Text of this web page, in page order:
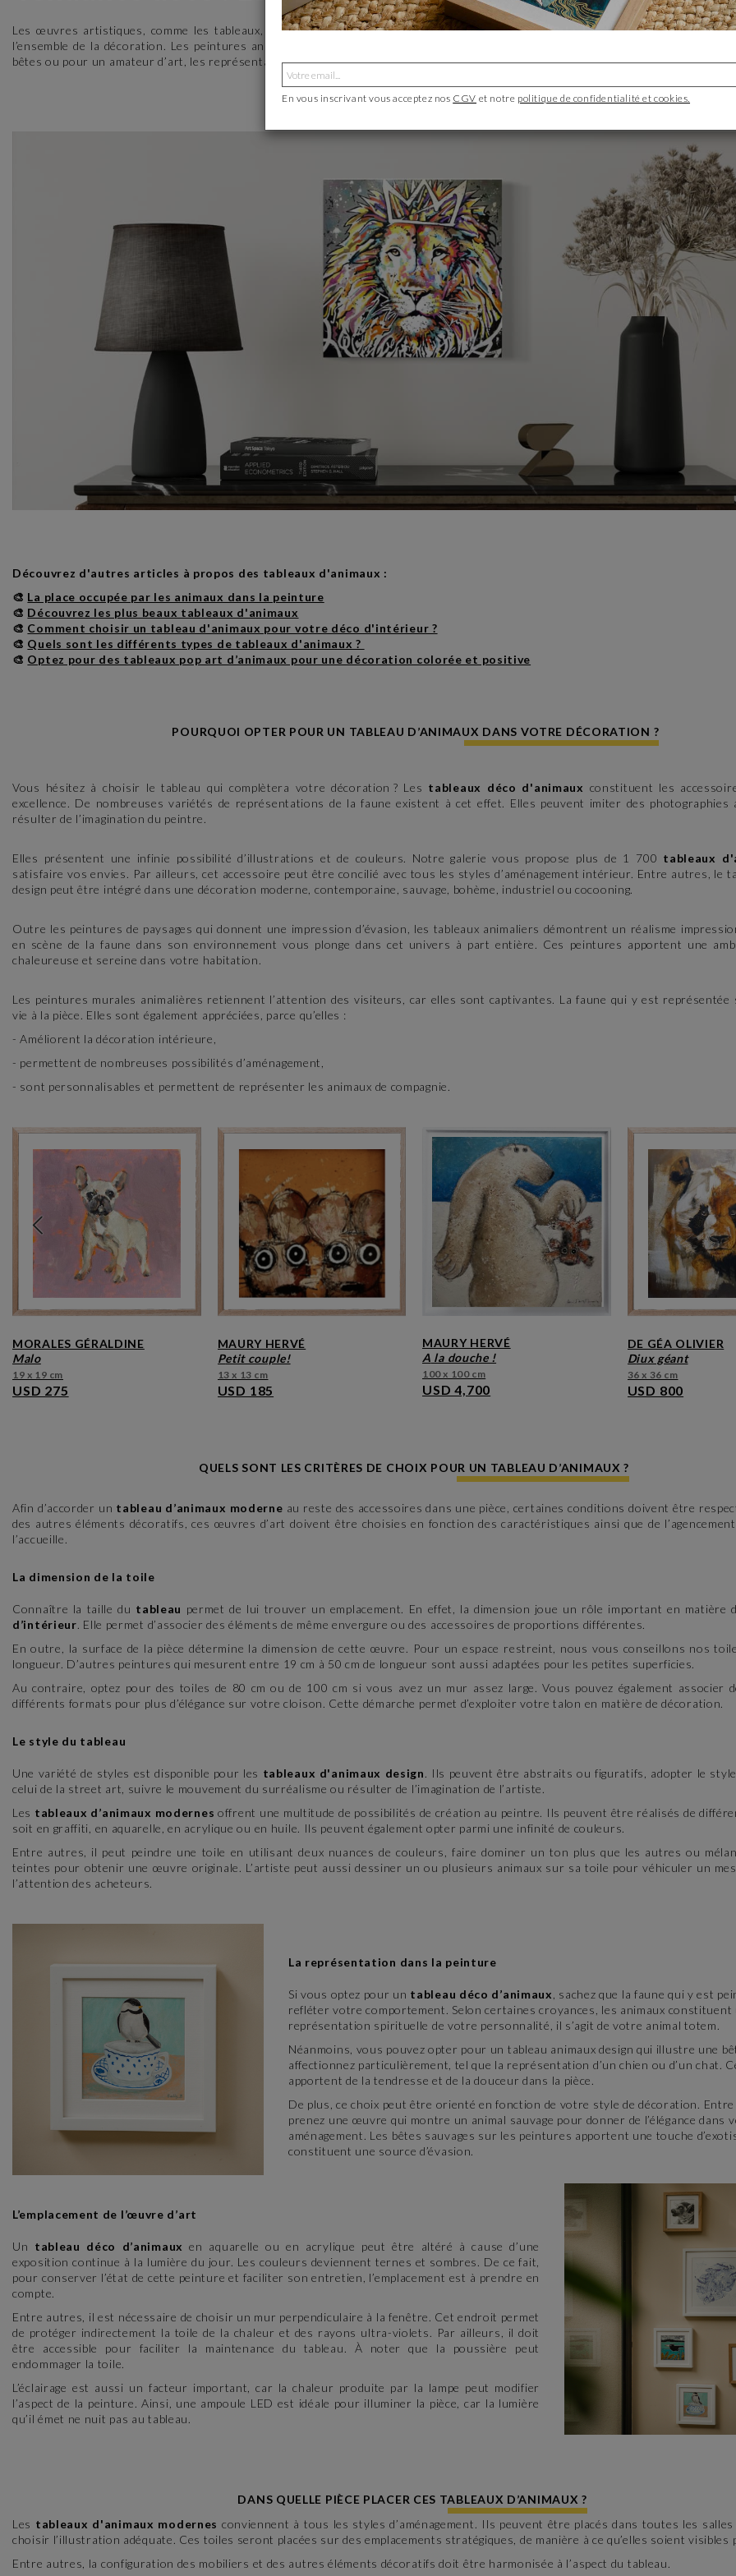
Les œuvres artistiques, comme les tableaux, constituent un élément ornemental dans une habitation. Ils embellissent les
l’ensemble de la décoration. Les peintures animalières deviennent populaires dans l’aménagement intérieur. Que ce soit pour les
bêtes ou pour un amateur d’art, les représentations de la faune apportent une touche de vivacité dans la maison.
Découvrez d'autres articles à propos des tableaux d'animaux :
🎨 La place occupée par les animaux dans la peinture
🎨 Découvrez les plus beaux tableaux d'animaux
🎨 Comment choisir un tableau d'animaux pour votre déco d'intérieur ?
🎨 Quels sont les différents types de tableaux d'animaux ?
🎨 Optez pour des tableaux pop art d’animaux pour une décoration colorée et positive
POURQUOI OPTER POUR UN TABLEAU D’ANIMAUX DANS VOTRE DÉCORATION ?
Vous hésitez à choisir le tableau qui complètera votre décoration ? Les tableaux déco d'animaux constituent les
excellence. De nombreuses variétés de représentations de la faune existent à cet effet. Elles peuvent imiter des photographies
résulter de l’imagination du peintre.
Elles présentent une infinie possibilité d’illustrations et de couleurs. Notre galerie vous propose plus de 1 700 tableaux
satisfaire vos envies. Par ailleurs, cet accessoire peut être concilié avec tous les styles d’aménagement intérieur. Entre autres, le
design peut être intégré dans une décoration moderne, contemporaine, sauvage, bohème, industriel ou cocooning.
Outre les peintures de paysages qui donnent une impression d’évasion, les tableaux animaliers démontrent un réalisme
en scène de la faune dans son environnement vous plonge dans cet univers à part entière. Ces peintures apportent une
chaleureuse et sereine dans votre habitation.
Les peintures murales animalières retiennent l’attention des visiteurs, car elles sont captivantes. La faune qui y est représentée
vie à la pièce. Elles sont également appréciées, parce qu’elles :
- Améliorent la décoration intérieure,
- permettent de nombreuses possibilités d’aménagement,
- sont personnalisables et permettent de représenter les animaux de compagnie.
MORALES GÉRALDINE
malo
19 x 19 cm
USD 275
MAURY HERVÉ
petit couple!
13 x 13 cm
USD 185
MAURY HERVÉ
a la douche !
100 x 100 cm
USD 4,700
DE GÉA OLIVIER
diux géant
36 x 36 cm
USD 800
QUELS SONT LES CRITÈRES DE CHOIX POUR UN TABLEAU D’ANIMAUX ?
Afin d’accorder un tableau d’animaux moderne au reste des accessoires dans une pièce, certaines conditions doivent être
des autres éléments décoratifs, ces œuvres d’art doivent être choisies en fonction des caractéristiques ainsi que de
l’accueille.
La dimension de la toile
Connaître la taille du tableau permet de lui trouver un emplacement. En effet, la dimension joue un rôle important en matière
d’intérieur. Elle permet d’associer des éléments de même envergure ou des accessoires de proportions différentes.
En outre, la surface de la pièce détermine la dimension de cette œuvre. Pour un espace restreint, nous vous conseillons nos
longueur. D’autres peintures qui mesurent entre 19 cm à 50 cm de longueur sont aussi adaptées pour les petites superficies.
Au contraire, optez pour des toiles de 80 cm ou de 100 cm si vous avez un mur assez large. Vous pouvez également associer
différents formats pour plus d’élégance sur votre cloison. Cette démarche permet d’exploiter votre talon en matière de décoration.
Le style du tableau
Une variété de styles est disponible pour les tableaux d'animaux design. Ils peuvent être abstraits ou figuratifs, adopter le
celui de la street art, suivre le mouvement du surréalisme ou résulter de l’imagination de l’artiste.
Les tableaux d’animaux modernes offrent une multitude de possibilités de création au peintre. Ils peuvent être réalisés de
soit en graffiti, en aquarelle, en acrylique ou en huile. Ils peuvent également opter parmi une infinité de couleurs.
Entre autres, il peut peindre une toile en utilisant deux nuances de couleurs, faire dominer un ton plus que les autres ou
teintes pour obtenir une œuvre originale. L’artiste peut aussi dessiner un ou plusieurs animaux sur sa toile pour véhiculer un
l’attention des acheteurs.
La représentation dans la peinture
Si vous optez pour un tableau déco d’animaux , sachez que la faune qui y est
refléter votre comportement. Selon certaines croyances, les animaux constituent
représentation spirituelle de votre personnalité, il s’agit de votre animal totem.
Néanmoins, vous pouvez opter pour un tableau animaux design qui illustre une
affectionnez particulièrement, tel que la représentation d’un chien ou d’un chat.
apportent de la tendresse et de la douceur dans la pièce.
De plus, ce choix peut être orienté en fonction de votre style de décoration. Entre
prenez une œuvre qui montre un animal sauvage pour donner de l’élégance dans
aménagement. Les bêtes sauvages sur les peintures apportent une touche
constituent une source d’évasion.
L’emplacement de l’œuvre d’art
Un tableau déco d’animaux en aquarelle ou en acrylique peut être altéré à cause d’une
exposition continue à la lumière du jour. Les couleurs deviennent ternes et sombres. De ce fait,
pour conserver l’état de cette peinture et faciliter son entretien, l’emplacement est à prendre en
compte.
Entre autres, il est nécessaire de choisir un mur perpendiculaire à la fenêtre. Cet endroit permet
de protéger indirectement la toile de la chaleur et des rayons ultra-violets. Par ailleurs, il doit
être accessible pour faciliter la maintenance du tableau. À noter que la poussière peut
endommager la toile.
L’éclairage est aussi un facteur important, car la chaleur produite par la lampe peut modifier
l’aspect de la peinture. Ainsi, une ampoule LED est idéale pour illuminer la pièce, car la lumière
qu’il émet ne nuit pas au tableau.
DANS QUELLE PIÈCE PLACER CES TABLEAUX D’ANIMAUX ?
Les tableaux d'animaux modernes conviennent à tous les styles d’aménagement. Ils peuvent être placés dans toutes les
choisir l’illustration adéquate. Ces toiles seront placées sur des emplacements stratégiques, de manière à ce qu’elles soient visibles
Entre autres, la configuration des mobiliers et des autres éléments décoratifs doit être harmonisée à l’aspect du tableau.
En vous inscrivant vous acceptez nos CGV et notre politique de confidentialité et cookies.